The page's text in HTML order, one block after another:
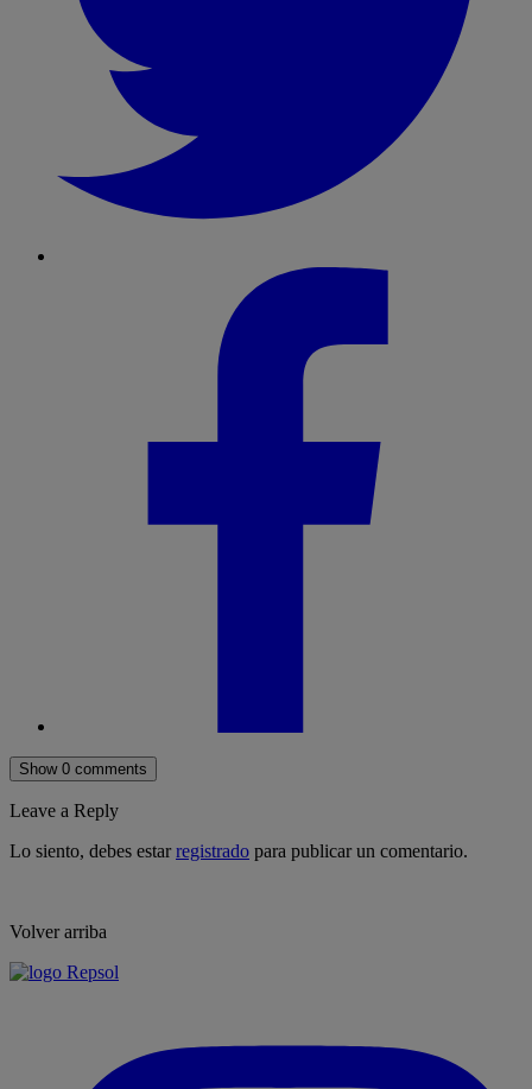
Show 0 comments
Leave a Reply
Lo siento, debes estarregistrado para publicar un comentario.
Volver arriba